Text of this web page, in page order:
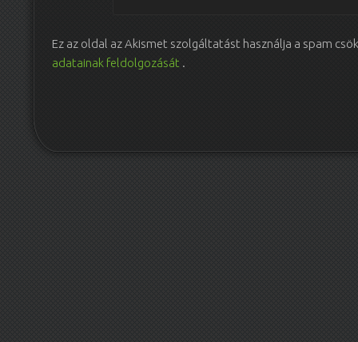
Ez az oldal az Akismet szolgáltatást használja a spam
adatainak feldolgozását .